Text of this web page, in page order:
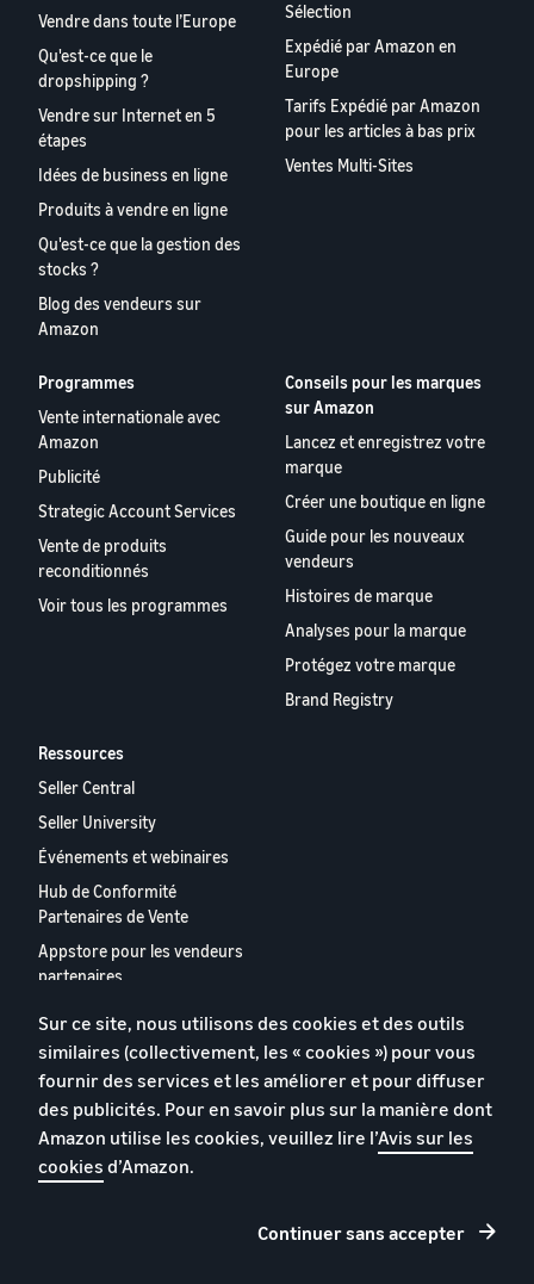
Vendre dans toute l’Europe
Qu'est-ce que le
dropshipping ?
Vendre sur Internet en 5
étapes
Idées de business en ligne
Produits à vendre en ligne
Qu'est-ce que la gestion des
stocks ?
Blog des vendeurs sur
Amazon
Sélection
Expédié par Amazon en
Europe
Tarifs Expédié par Amazon
pour les articles à bas prix
Ventes Multi-Sites
Programmes
Vente internationale avec
Amazon
Publicité
Strategic Account Services
Vente de produits
reconditionnés
Voir tous les programmes
Conseils pour les marques
sur Amazon
Lancez et enregistrez votre
marque
Créer une boutique en ligne
Guide pour les nouveaux
vendeurs
Histoires de marque
Analyses pour la marque
Protégez votre marque
Brand Registry
Ressources
Seller Central
Seller University
Événements et webinaires
Hub de Conformité
Partenaires de Vente
Appstore pour les vendeurs
partenaires
vendeurs partenaires
européens
Politique de confidentialité
Conditions générales
Sur ce site, nous utilisons des cookies et des outils
similaires (collectivement, les « cookies ») pour vous
fournir des services et les améliorer et pour diffuser
des publicités. Pour en savoir plus sur la manière dont
Amazon utilise les cookies, veuillez lire l’Avis sur les
cookies d’Amazon.
Continuer sans accepter